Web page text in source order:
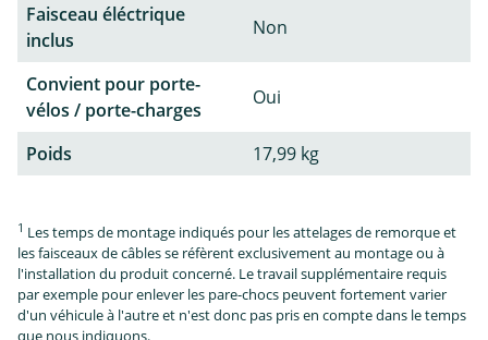
Faisceau éléctrique
inclus
Non
Convient pour porte-
vélos / porte-charges
Oui
Poids 17,99 kg
1 Les temps de montage indiqués pour les attelages de remorque et
les faisceaux de câbles se réfèrent exclusivement au montage ou à
l'installation du produit concerné. Le travail supplémentaire requis
par exemple pour enlever les pare-chocs peuvent fortement varier
d'un véhicule à l'autre et n'est donc pas pris en compte dans le temps
que nous indiquons.